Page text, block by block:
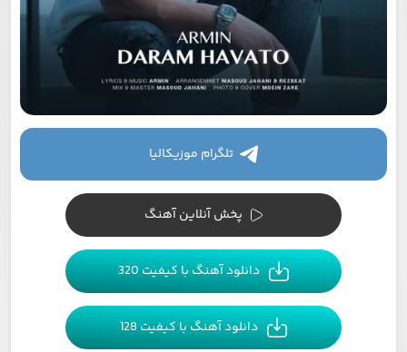
تلگرام موزیکالیا
پخش آنلاین آهنگ
دانلود آهنگ با کیفیت 320
دانلود آهنگ با کیفیت 128